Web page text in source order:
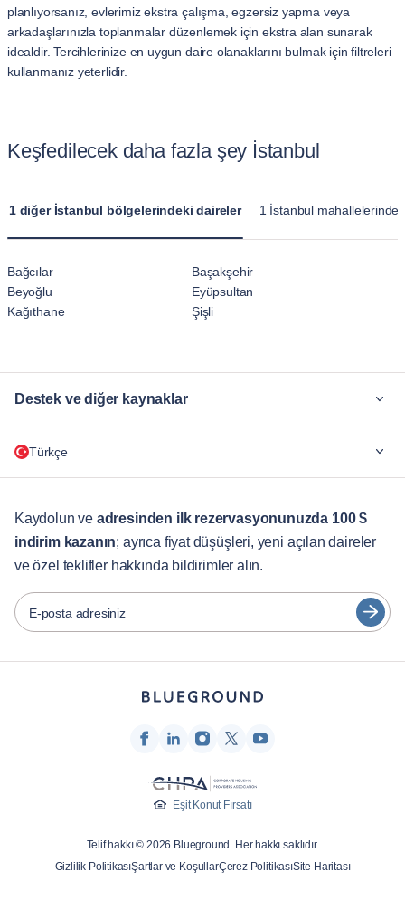
planlıyorsanız, evlerimiz ekstra çalışma, egzersiz yapma veya
arkadaşlarınızla toplanmalar düzenlemek için ekstra alan sunarak
idealdir. Tercihlerinize en uygun daire olanaklarını bulmak için filtreleri
kullanmanız yeterlidir.
Keşfedilecek daha fazla şey İstanbul
1 diğer İstanbul bölgelerindeki daireler 1 İstanbul
Bağcılar
Başakşehir
Beyoğlu
Eyüpsultan
Kağıthane
Şişli
Destek ve diğer kaynaklar
Şirketler için
Müşteri Hizmetleri
Şehir Rehberleri
Ortaklar
Mobilyalı kiralama operatörleri
Etkileyenler ve iştirakler
Türkçe
English
Português
Español
Kaydolun ve adresinden ilk rezervasyonunuzda 100 $
indirim kazanın; ayrıca fiyat düşüşleri, yeni açılan daireler
ve özel teklifler hakkında bildirimler alın.
E-posta adresiniz
Eşit Konut Fırsatı
Telif hakkı © 2026 Blueground. Her hakkı saklıdır.
Gizlilik PolitikasıŞartlar ve KoşullarÇerez PolitikasıSite Haritası